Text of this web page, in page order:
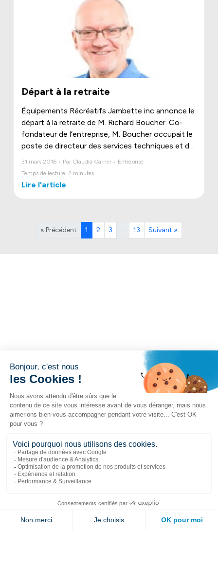
Départ à la retraite
Équipements Récréatifs Jambette inc annonce le
départ à la retraite de M. Richard Boucher. Co-
fondateur de l’entreprise, M. Boucher occupait le
poste de directeur des services techniques et de
31 mars 2016 • Par Claudia Carrier • Entreprise
Temps de lecture: 2 minutes
Lire l'article
« Précédent 1 2 3 … 13 Suivant »
Liens populaires
Nous joindre